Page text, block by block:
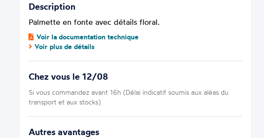
Description
Palmette en fonte avec détails floral.
Voir la documentation technique
Voir plus de détails
Chez vous le 12/08
Si vous commandez avant 16h (Délai indicatif soumis aux aléas du
transport et aux stocks)
Autres avantages